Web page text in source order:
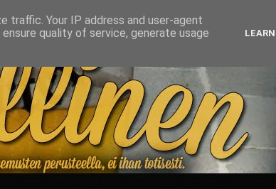
traffic. Your IP address and user-agent
quality of service, generate usage